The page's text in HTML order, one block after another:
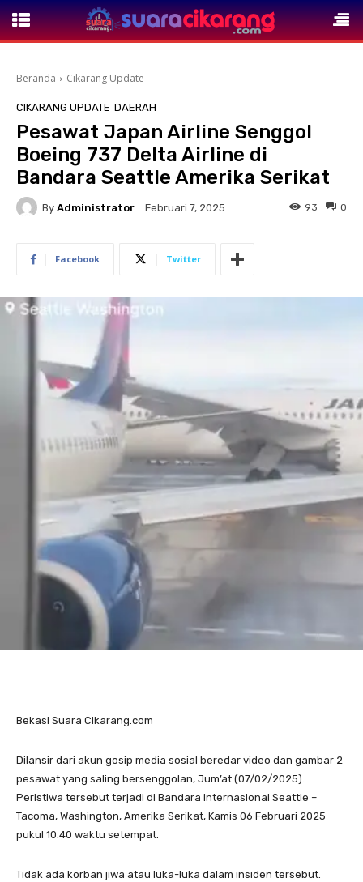
Beranda Cikarang Update
CIKARANG UPDATE DAERAH
Pesawat Japan Airline Senggol
Boeing 737 Delta Airline di
Bandara Seattle Amerika Serikat
By Administrator Februari 7, 2025 0
93
Facebook Twitter
Bekasi Suara Cikarang.com
Dilansir dari akun gosip media sosial beredar video dan gambar 2
pesawat yang saling bersenggolan, Jum’at (07/02/2025).
Peristiwa tersebut terjadi di Bandara Internasional Seattle –
Tacoma, Washington, Amerika Serikat, Kamis 06 Februari 2025
pukul 10.40 waktu setempat.
Tidak ada korban jiwa atau luka-luka dalam insiden tersebut.